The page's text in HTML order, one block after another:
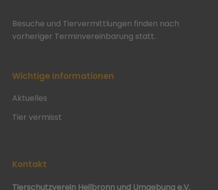
Besuche und Tiervermittlungen finden nach
vorheriger Terminvereinbarung statt.
Wichtige Informationen
Aktuelles
Tier vermisst
Kontakt
Tierschutzverein Heilbronn und Umgebung e.V.